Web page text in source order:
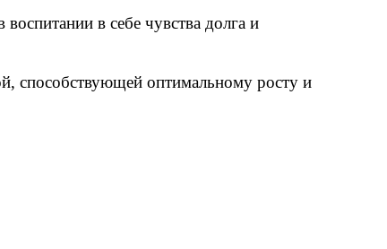
в себе чувства долга и
способствующей оптимальному росту и